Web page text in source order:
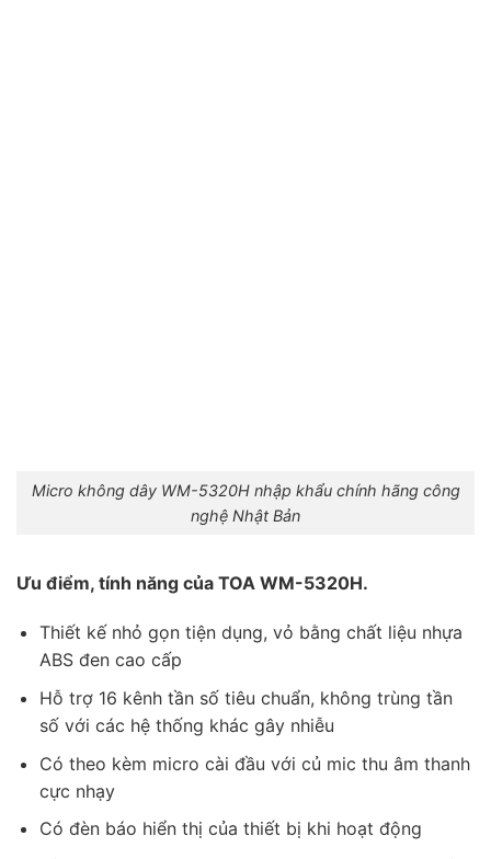
Micro không dây WM-5320H nhập khẩu chính hãng công
nghệ Nhật Bản
Ưu điểm, tính năng của TOA WM-5320H.
Thiết kế nhỏ gọn tiện dụng, vỏ bằng chất liệu nhựa
ABS đen cao cấp
Hỗ trợ 16 kênh tần số tiêu chuẩn, không trùng tần
số với các hệ thống khác gây nhiễu
Có theo kèm micro cài đầu với củ mic thu âm thanh
cực nhạy
Có đèn báo hiển thị của thiết bị khi hoạt động